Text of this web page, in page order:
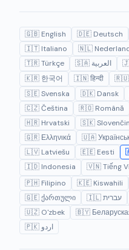
🇬🇧 English 🇩🇪 Deutsch
🇮🇹 Italiano
🇳🇱
🇹🇷 Türkçe
🇸🇦 العربية
🇰🇷 한국어
🇮🇳 हिन्दी 🇷🇺
🇸🇪 Svenska
🇩🇰 Dansk
🇨🇿 Čeština
🇷🇴 Română
🇭🇷 Hrvatski
🇸🇰
🇬🇷 Ελληνικά
🇺🇦
🇱🇻 Latviešu
🇪🇪 Eesti
🇮🇩 Indonesia
🇻🇳 Tiếng
🇵🇭 Filipino
🇰🇪 Kiswahili
🇬🇪 ქართული
🇮🇱 עברית
🇺🇿 O'zbek
🇧🇾
🇵🇰 اردو